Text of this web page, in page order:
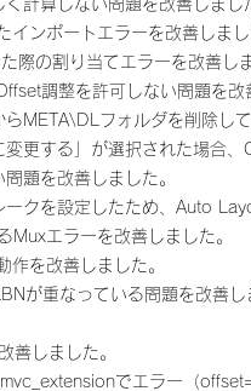
計算しない問題を改善しまし
インポートエラーを改善しまし
際の割り当てエラーを改善し
調整を許可しない問題を改
META\DLフォルダを削除し
変更する」が選択された場合
題を改善しました。
クを設定したため、Auto
Muxエラーを改善しました。
作を改善しました。
が重なっている問題を改善し
善しました。
でエラー（